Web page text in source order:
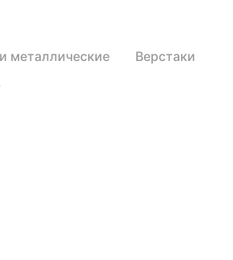
металлические
Верстаки